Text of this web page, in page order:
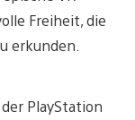
Freiheit, die
erkunden.
PlayStation